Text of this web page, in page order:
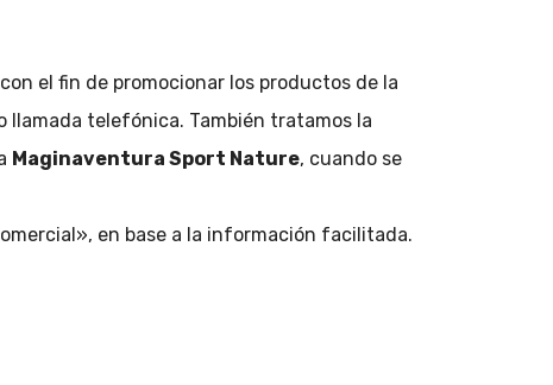
el fin de promocionar los productos de la
telefónica. También tratamos la
Maginaventura Sport Nature, cuando se
en base a la información facilitada.